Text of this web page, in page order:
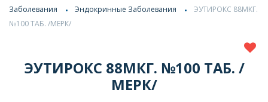
Заболевания
Эндокринные Заболевания
ЭУТИРОКС 88МКГ.
№100 ТАБ. /МЕРК/
ЭУТИРОКС 88МКГ. №100 ТАБ. /
МЕРК/